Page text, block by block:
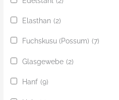
Elasthan (2)
Fuchskusu (Possum) (7)
Glasgewebe (2)
Hanf (9)